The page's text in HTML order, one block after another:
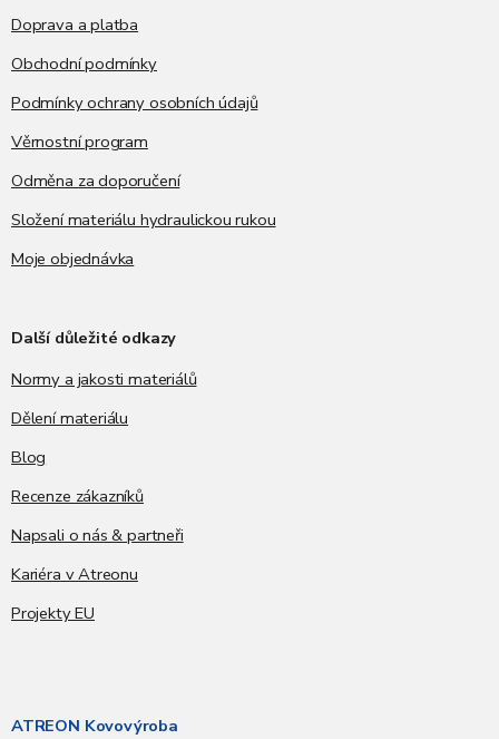
Doprava a platba
Obchodní podmínky
Podmínky ochrany osobních údajů
Věrnostní program
Odměna za doporučení
Složení materiálu hydraulickou rukou
Moje objednávka
Další důležité odkazy
Normy a jakosti materiálů
Dělení materiálu
Blog
Recenze zákazníků
Napsali o nás & partneři
Kariéra v Atreonu
Projekty EU
ATREON Kovovýroba